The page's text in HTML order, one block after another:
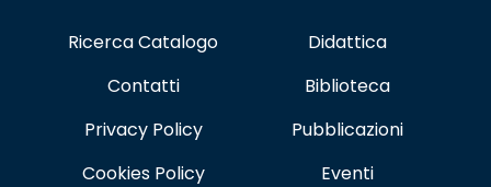
Ricerca Catalogo
Contatti
Privacy Policy
Cookies Policy
Didattica
Biblioteca
Pubblicazioni
Eventi